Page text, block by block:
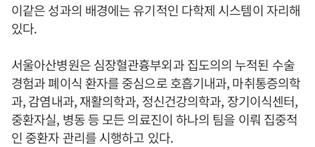
이같은 성과의 배경에는 유기적인 다학제 시스템이 자리해
있다.
서울아산병원은 심장혈관흉부외과 집도의의 누적된 수술
경험과 폐이식 환자를 중심으로 호흡기내과, 마취통증의학
과, 감염내과, 재활의학과, 정신건강의학과, 장기이식센터,
중환자실, 병동 등 모든 의료진이 하나의 팀을 이뤄 집중적
인 중환자 관리를 시행하고 있다.